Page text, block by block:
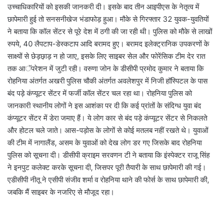
उच्चाधिकारियों को इसकी जानकरी दी। इसके बाद तीन आइपीएस के नेतृत्व में
छापेमारी हुई तो सनसनीखेज भंडाफोड़ हुआ। मौके से गिरफ्तार 32 युवक-युवतियों
ने बताया कि कॉल सेंटर से पूरे देश में ठगी की जा रही थी। पुलिस को मौके से लाखों
रुपये, 40 लैपटाप-डेस्कटाप आदि बरामद हुए। बरामद इलेक्ट्रानिक उपकरणों के
साक्ष्यों से छेड़छ़ाड़ न हो जाए, इसके लिए साइबर सेल और फोरेंसिक टीम देर रात
तक आॅपरेशन में जुटी रही। वरुणा जोन के डीसीपी प्रमोद कुमार ने बताया कि
रोहनिया अंतर्गत अखरी पुलिस चौकी अंतर्गत अवलेशपुर में निजी हॉस्पिटल के पास
बंद पड़े कंप्यूटर सेंटर में फर्जी कॉल सेंटर चल रहा था। रोहनिया पुलिस को
जानकारी स्थानीय लोगों ने इस आशंका पर दी कि कई प्रांतों के संदिग्ध युवा बंद
कंप्यूटर सेंटर में डेरा जमाए हैं। ये लोग कार से बंद पड़े कंप्यूटर सेंटर से निकलते
और होटल चले जाते। आस-पड़ोस के लोगों से कोई मतलब नहीं रखते थे। युवाओं
की टीम में नागालैंड, असम के युवाओं को देख लोग डर गए जिसके बाद रोहनिया
पुलिस को सूचना दी। डीसीपी क्राइम सरवणन टी ने बताया कि इंस्पेक्टर राजू सिंह
ने इनपुट कलेक्ट करके सूचना दी, जिसपर पूरी तैयारी के साथ छापेमारी की गई।
एडीसीपी नीतू ने एसीपी संजीव शर्मा व रोहनिया थाने की फोर्स के साथ छापेमारी की,
जबकि मैं साइबर के नजरिए से मौजूद रहा।